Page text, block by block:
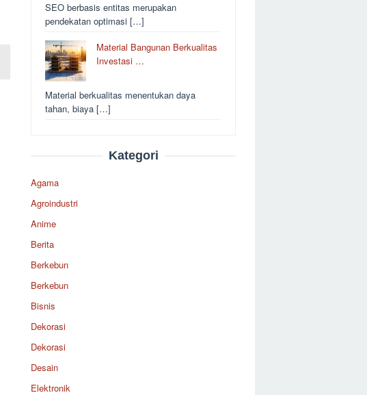
SEO berbasis entitas merupakan
pendekatan optimasi […]
Material Bangunan Berkualitas
Investasi …
Material berkualitas menentukan daya
tahan, biaya […]
Kategori
Agama
Agroindustri
Anime
Berita
Berkebun
Berkebun
Bisnis
Dekorasi
Dekorasi
Desain
Elektronik